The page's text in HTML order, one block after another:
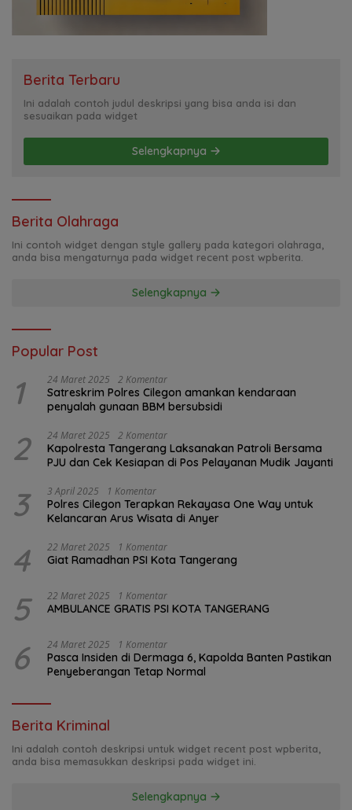
Berita Terbaru
Ini adalah contoh judul deskripsi yang bisa anda isi dan
sesuaikan pada widget
Selengkapnya
Berita Olahraga
Ini contoh widget dengan style gallery pada kategori olahraga,
anda bisa mengaturnya pada widget recent post wpberita.
Selengkapnya
Popular Post
1 24 Maret 2025 2 Komentar
Satreskrim Polres Cilegon amankan kendaraan
penyalah gunaan BBM bersubsidi
2 24 Maret 2025 2 Komentar
Kapolresta Tangerang Laksanakan Patroli Bersama
PJU dan Cek Kesiapan di Pos Pelayanan Mudik Jayanti
3 3 April 2025 1 Komentar
Polres Cilegon Terapkan Rekayasa One Way untuk
Kelancaran Arus Wisata di Anyer
4 22 Maret 2025 1 Komentar
Giat Ramadhan PSI Kota Tangerang
5 22 Maret 2025 1 Komentar
AMBULANCE GRATIS PSI KOTA TANGERANG
6 24 Maret 2025 1 Komentar
Pasca Insiden di Dermaga 6, Kapolda Banten Pastikan
Penyeberangan Tetap Normal
Berita Kriminal
Ini adalah contoh deskripsi untuk widget recent post wpberita,
anda bisa memasukkan deskripsi pada widget ini.
Selengkapnya